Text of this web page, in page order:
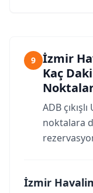
9
İzmir
Kaç
ADB
noktalara
İzmir